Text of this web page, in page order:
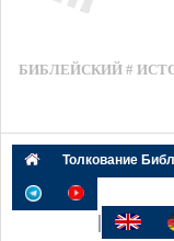
БИБЛЕЙСКИЙ #
Толкование
|